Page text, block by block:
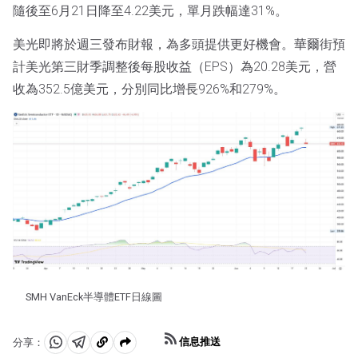
隨後至6月21日降至4.22美元，單月跌幅達31%。
美光即將於週三發布財報，為多頭提供更好機會。華爾街預
計美光第三財季調整後每股收益（EPS）為20.28美元，營
收為352.5億美元，分別同比增長926%和279%。
SMH VanEck半導體ETF日線圖
分享：
分 分 複
信息推送